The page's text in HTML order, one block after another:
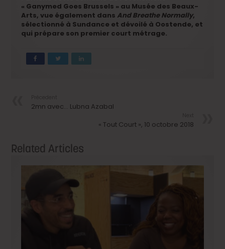
« Ganymed Goes Brussels » au Musée des Beaux-
Arts, vue également dans And Breathe Normally,
sélectionné à Sundance et dévoilé à Oostende, et
qui prépare son premier court métrage.
2mn avec… Lubna Azabal
« Tout Court », 10 octobre 2018
Related Articles